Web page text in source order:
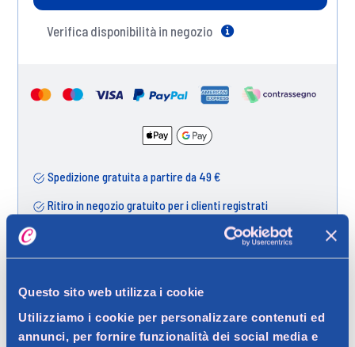
Questo sito web utilizza i cookie
Utilizziamo i cookie per personalizzare contenuti ed
annunci, per fornire funzionalità dei social media e
Verifica disponibilità in negozio
Spedizione gratuita a partire da 49 €
Ritiro in negozio gratuito per i clienti registrati
Dettagli prodotto